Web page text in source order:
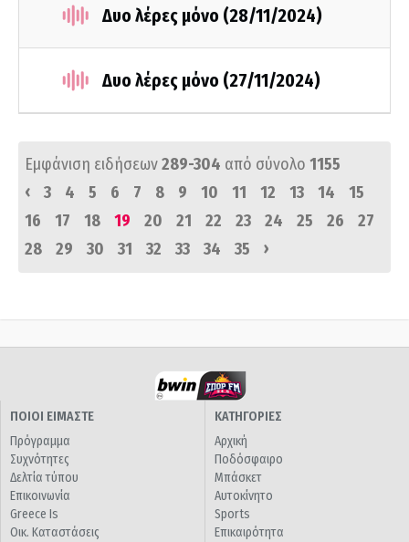
Δυο λέρες μόνο (28/11/2024)
Δυο λέρες μόνο (27/11/2024)
Εμφάνιση ειδήσεων289-304 από σύνολο 1155
‹
3 4 5 6 7 8 9 10 11 12 13 14
15
16
17 18 19 20 21 22 23 24 25 26
27
28
29 30 31 32 33 34 35 ›
ΠΟΙΟΙ ΕΙΜΑΣΤΕ
Πρόγραμμα
Συχνότητες
Δελτία τύπου
Επικοινωνία
Greece Is
Οικ. Καταστάσεις
ΚΑΤΗΓΟΡΙΕΣ
Αρχική
Ποδόσφαιρο
Μπάσκετ
Αυτοκίνητο
Sports
Επικαιρότητα